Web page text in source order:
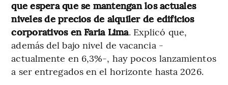
que espera que se mantengan los actuales
niveles de precios de alquiler de edificios
corporativos en Faria Lima. Explicó que,
además del bajo nivel de vacancia -
actualmente en 6,3%-, hay pocos lanzamientos
a ser entregados en el horizonte hasta 2026.